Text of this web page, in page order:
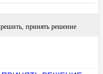
решить, принять решение